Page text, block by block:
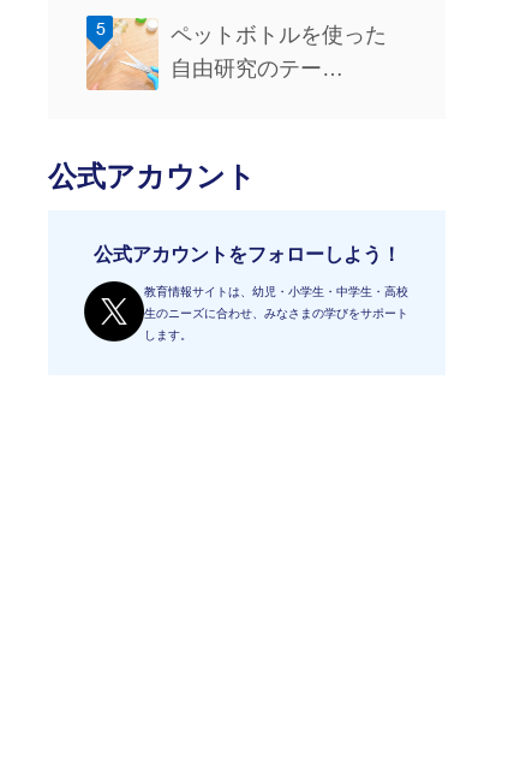
ペットボトルを使った
自由研究のテー…
公式アカウント
公式アカウントをフォローしよう！
教育情報サイトは、幼児・小学生・中学生・高校
生のニーズに合わせ、みなさまの学びをサポート
します。